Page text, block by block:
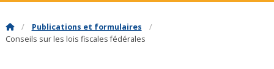
Publications et formulaires
Conseils sur les lois fiscales fédérales